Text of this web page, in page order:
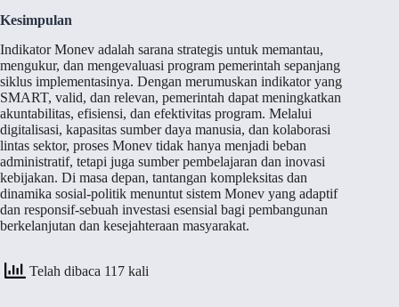
Kesimpulan
Indikator Monev adalah sarana strategis untuk memantau,
mengukur, dan mengevaluasi program pemerintah sepanjang
siklus implementasinya. Dengan merumuskan indikator yang
SMART, valid, dan relevan, pemerintah dapat meningkatkan
akuntabilitas, efisiensi, dan efektivitas program. Melalui
digitalisasi, kapasitas sumber daya manusia, dan kolaborasi
lintas sektor, proses Monev tidak hanya menjadi beban
administratif, tetapi juga sumber pembelajaran dan inovasi
kebijakan. Di masa depan, tantangan kompleksitas dan
dinamika sosial-politik menuntut sistem Monev yang adaptif
dan responsif-sebuah investasi esensial bagi pembangunan
berkelanjutan dan kesejahteraan masyarakat.
Telah dibaca 117 kali